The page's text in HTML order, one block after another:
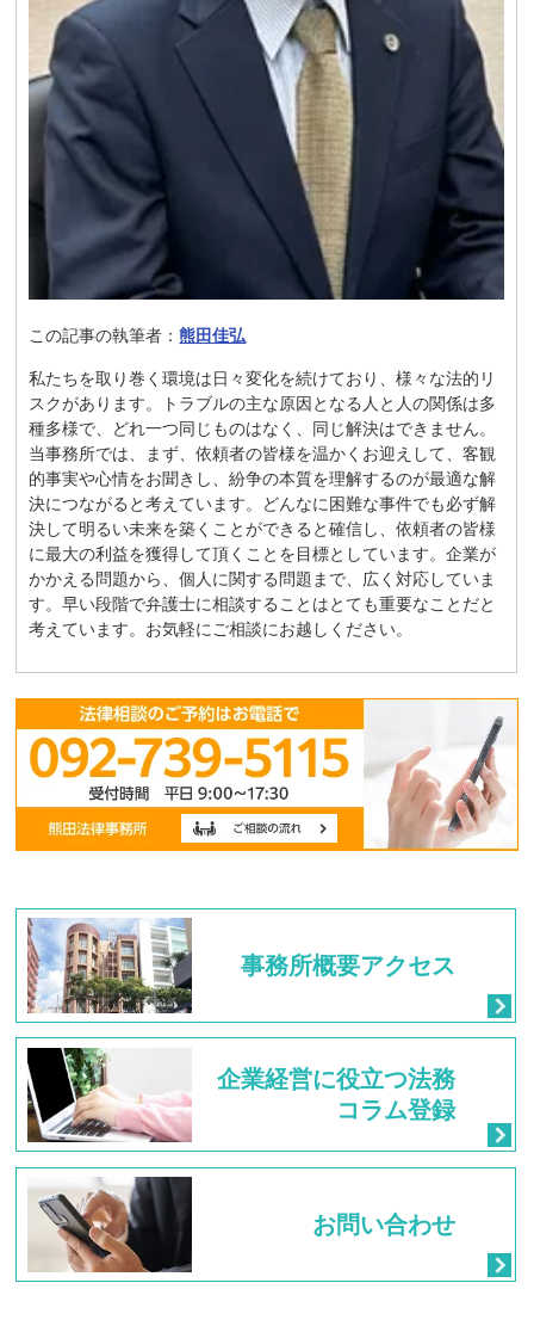
この記事の執筆者：熊田佳弘
私たちを取り巻く環境は日々変化を続けており、様々な法的リ
スクがあります。トラブルの主な原因となる人と人の関係は多
種多様で、どれ一つ同じものはなく、同じ解決はできません。
当事務所では、まず、依頼者の皆様を温かくお迎えして、客観
的事実や心情をお聞きし、紛争の本質を理解するのが最適な解
決につながると考えています。どんなに困難な事件でも必ず解
決して明るい未来を築くことができると確信し、依頼者の皆様
に最大の利益を獲得して頂くことを目標としています。企業が
かかえる問題から、個人に関する問題まで、広く対応していま
す。早い段階で弁護士に相談することはとても重要なことだと
考えています。お気軽にご相談にお越しください。
事務所概要アクセス
企業経営に役立つ法務
コラム登録
お問い合わせ